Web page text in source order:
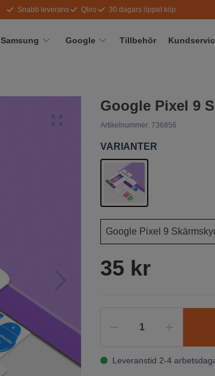
Snabb leverans Qliro 30 dagars öppet köp
Samsung Google Tillbehör
Google Pixel 9
Artikelnummer: 736856
VARIANTER
35 kr
Leveranstid 2-4